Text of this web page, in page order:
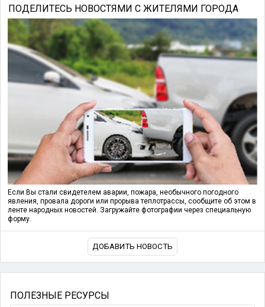
ПОДЕЛИТЕСЬ НОВОСТЯМИ С ЖИТЕЛЯМИ ГОРОДА
Если Вы стали свидетелем аварии, пожара, необычного погодного
явления, провала дороги или прорыва теплотрассы, сообщите об этом в
ленте народных новостей. Загружайте фотографии через специальную
форму.
ДОБАВИТЬ НОВОСТЬ
ПОЛЕЗНЫЕ РЕСУРСЫ